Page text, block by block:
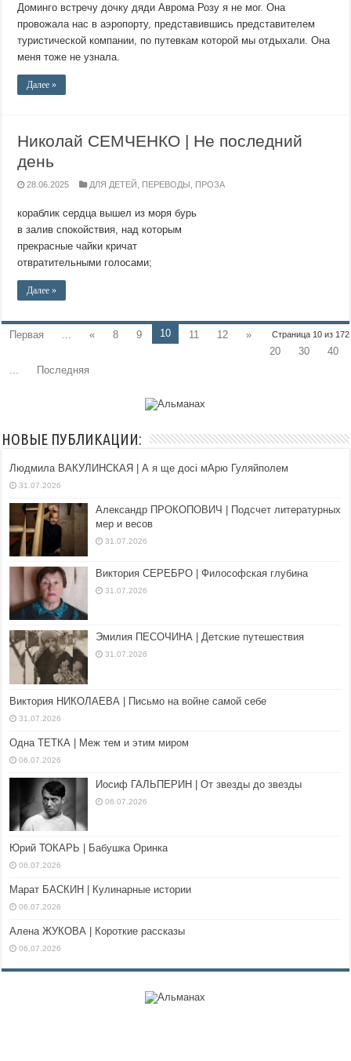
Доминго встречу дочку дяди Аврома Розу я не мог. Она
провожала нас в аэропорту, представившись представителем
туристической компании, по путевкам которой мы отдыхали. Она
меня тоже не узнала.
Далее »
Николай СЕМЧЕНКО | Не последний
день
28.06.2025 ДЛЯ ДЕТЕЙ ПЕРЕВОДЫ ПРОЗА
кораблик сердца вышел из моря бурь
в залив спокойствия, над которым
прекрасные чайки кричат
отвратительными голосами;
Далее »
Страница 10 из 172
Первая « 8 9 10 11 12
»
20
30
40
Последняя
НОВЫЕ ПУБЛИКАЦИИ:
Людмила ВАКУЛИНСКАЯ | А я ще досі мАрю Гуляйполем
31.07.2026
Александр ПРОКОПОВИЧ | Подсчет литературных
мер и весов
31.07.2026
Виктория СЕРЕБРО | Философская глубина
31.07.2026
Эмилия ПЕСОЧИНА | Детские путешествия
31.07.2026
Виктория НИКОЛАЕВА | Письмо на войне самой себе
31.07.2026
Одна ТЕТКА | Меж тем и этим миром
06.07.2026
Иосиф ГАЛЬПЕРИН | От звезды до звезды
06.07.2026
Юрий ТОКАРЬ | Бабушка Оринка
06.07.2026
Марат БАСКИН | Кулинарные истории
06.07.2026
Алена ЖУКОВА | Короткие рассказы
06.07.2026